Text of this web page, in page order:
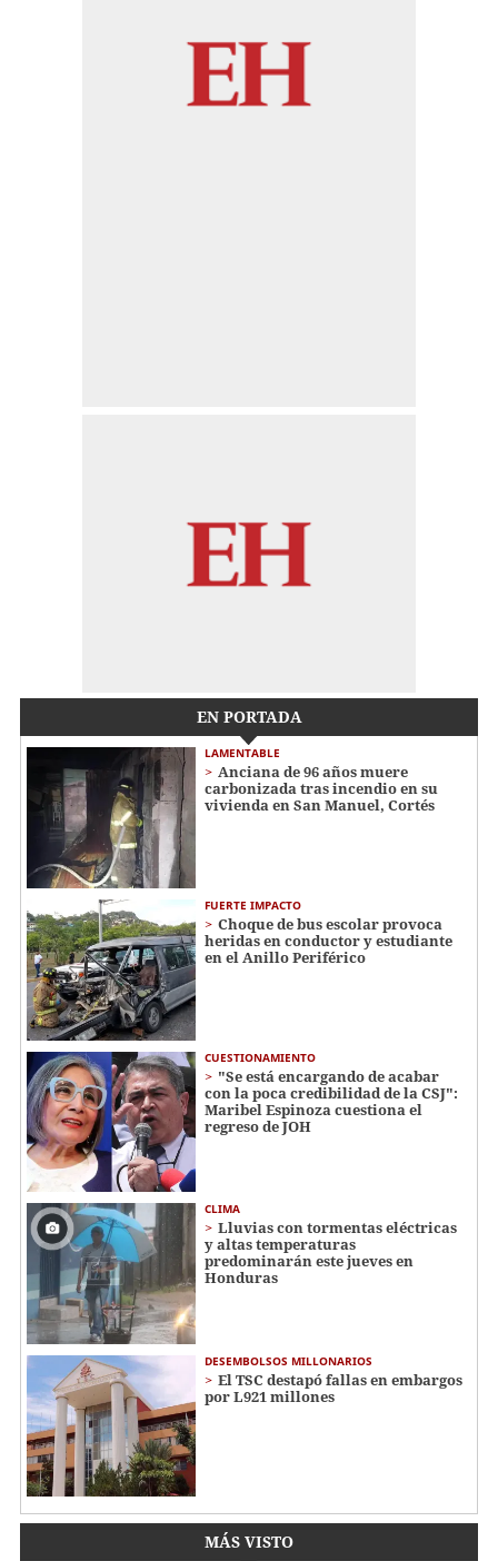
EN PORTADA
LAMENTABLE
Anciana de 96 años muere
carbonizada tras incendio en su
vivienda en San Manuel, Cortés
FUERTE IMPACTO
Choque de bus escolar provoca
heridas en conductor y estudiante
en el Anillo Periférico
CUESTIONAMIENTO
"Se está encargando de acabar
con la poca credibilidad de la CSJ":
Maribel Espinoza cuestiona el
regreso de JOH
CLIMA
Lluvias con tormentas eléctricas
y altas temperaturas
predominarán este jueves en
Honduras
DESEMBOLSOS MILLONARIOS
El TSC destapó fallas en embargos
por L921 millones
MÁS VISTO